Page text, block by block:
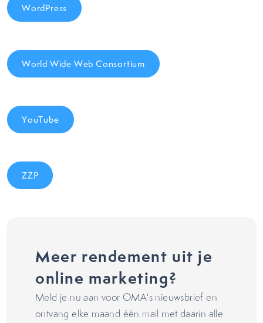
WordPress
World Wide Web Consortium
YouTube
ZZP
Meer rendement uit je
online marketing?
Meld je nu aan voor OMA's nieuwsbrief en
ontvang elke maand één mail met daarin alle